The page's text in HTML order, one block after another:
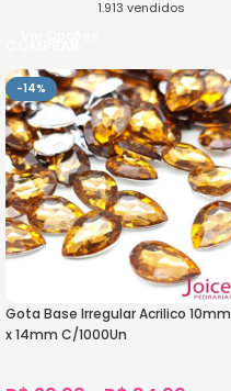
1.913 vendidos
-14%
Gota Base Irregular Acrilico 10mm
x 14mm C/1000Un